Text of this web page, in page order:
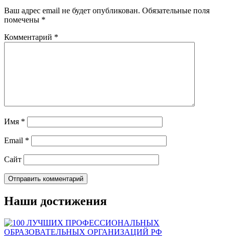
Ваш адрес email не будет опубликован. Обязательные поля
помечены *
Комментарий *
Имя *
Email *
Сайт
Наши достижения